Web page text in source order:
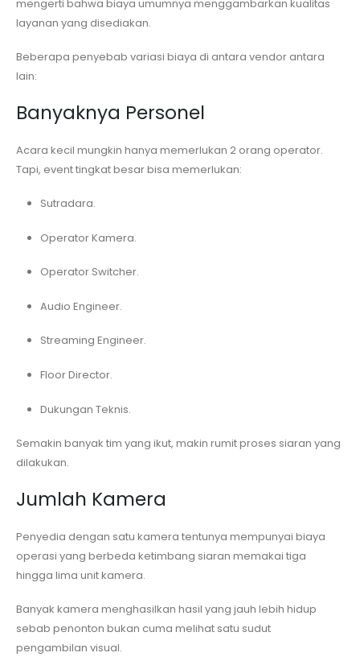
mengerti bahwa biaya umumnya menggambarkan kualitas
layanan yang disediakan.
Beberapa penyebab variasi biaya di antara vendor antara
lain:
Banyaknya Personel
Acara kecil mungkin hanya memerlukan 2 orang operator.
Tapi, event tingkat besar bisa memerlukan:
Sutradara.
Operator Kamera.
Operator Switcher.
Audio Engineer.
Streaming Engineer.
Floor Director.
Dukungan Teknis.
Semakin banyak tim yang ikut, makin rumit proses siaran yang
dilakukan.
Jumlah Kamera
Penyedia dengan satu kamera tentunya mempunyai biaya
operasi yang berbeda ketimbang siaran memakai tiga
hingga lima unit kamera.
Banyak kamera menghasilkan hasil yang jauh lebih hidup
sebab penonton bukan cuma melihat satu sudut
pengambilan visual.